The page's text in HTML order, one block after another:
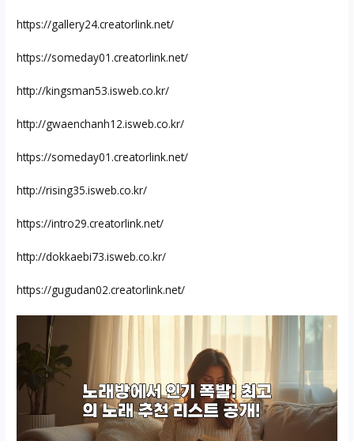
https://gallery24.creatorlink.net/
https://someday01.creatorlink.net/
http://kingsman53.isweb.co.kr/
http://gwaenchanh12.isweb.co.kr/
https://someday01.creatorlink.net/
http://rising35.isweb.co.kr/
https://intro29.creatorlink.net/
http://dokkaebi73.isweb.co.kr/
https://gugudan02.creatorlink.net/